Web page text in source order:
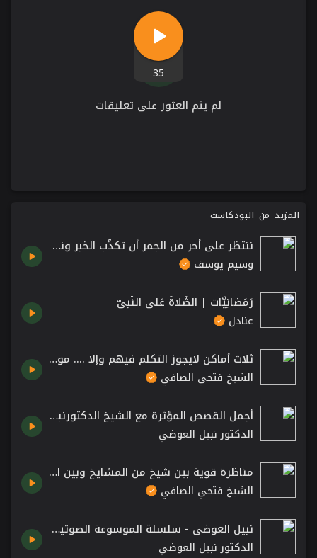
35
لم يتم العثور على تعليقات
المزيد من البودكاست
ننتظر على أحر من الجمر أن تكذّب الخبر ونطمئن عنك ياشيخ وسيم ❤️.. اتصال جميل مع الشيخ وسيم يوسف
وسيم يوسف
رَمَضانِيَّات | الصَّلاةُ عَلى النَّبيّ
عنادل
ثلاث أماكن لايجوز التكلم فيهم وإلا .... موعظة الشيخ فتحي صافي رحمه الله
الشيخ فتحي الصافي
أجمل القصص المؤثرة مع الشيخ الدكتورنبيل العوضي
الدكتور نبيل العوضي
مناظرة قوية بين شيخ من المشايخ وبين الشيخ فتحي
الشيخ فتحي الصافي
نبيل العوضي - سلسلة الموسوعة الصوتية | إجتهاد السلف في العبادة
الدكتور نبيل العوضي